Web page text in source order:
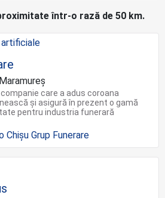
într-o rază de 50 km.
care a adus coroana
și asigură în prezent o gamă
pentru industria funerară